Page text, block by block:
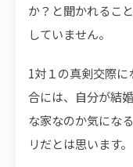
か？と聞かれるこ
していません。
1対１の真剣交際
合には、自分が結
な家なのか気にな
リだとは思います。